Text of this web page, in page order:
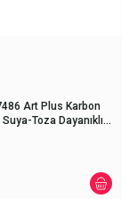
Art Plus Karbon
Toza Dayanıklı